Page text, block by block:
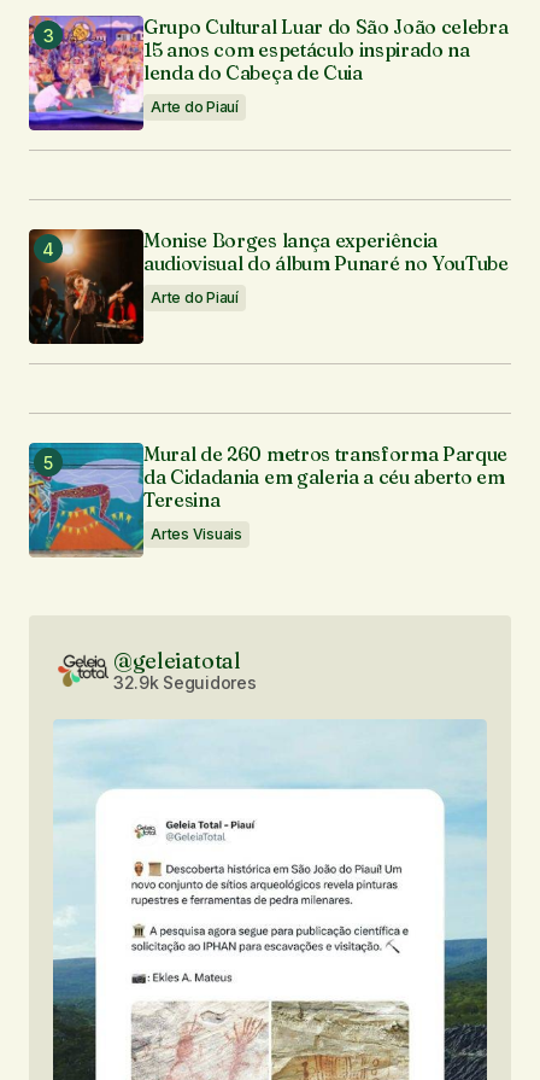
Grupo Cultural Luar do São João celebra
15 anos com espetáculo inspirado na
lenda do Cabeça de Cuia
Arte do Piauí
Monise Borges lança experiência
audiovisual do álbum Punaré no YouTube
Arte do Piauí
Mural de 260 metros transforma Parque
da Cidadania em galeria a céu aberto em
Teresina
Artes Visuais
@geleiatotal
32.9k Seguidores